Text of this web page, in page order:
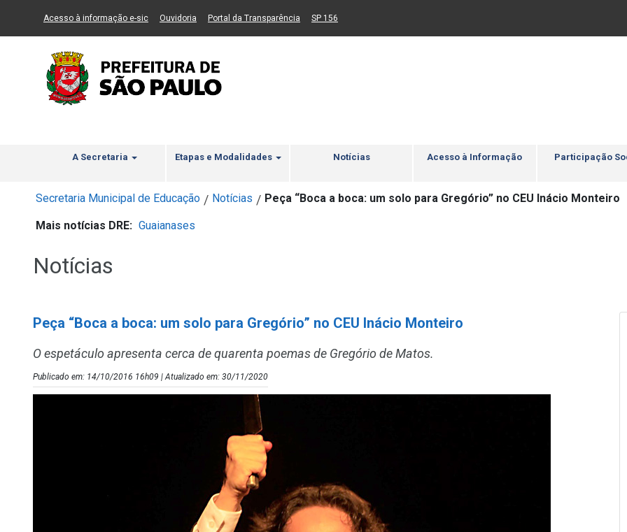
Ir ao Conteúdo Ir para menu principal 2 Ir para busca Ir para rodapé
Acesso à informação e-sic(Link para um novo sítio)
Ouvidoria (Link para um novo sítio)
Portal da Transparência (Link para um novo sítio)
SP 156
A Secretaria Etapas e Modalidades Notícias Acesso à Informação Participação
Secretaria Municipal de Educação / Notícias / Peça “Boca a boca: um solo para Gregório” no CEU Inácio Monteiro
Mais notícias DRE: Guaianases
Notícias
Peça “Boca a boca: um solo para Gregório” no CEU Inácio Monteiro
O espetáculo apresenta cerca de quarenta poemas de Gregório de Matos.
Publicado em: 14/10/2016 16h09 | Atualizado em: 30/11/2020